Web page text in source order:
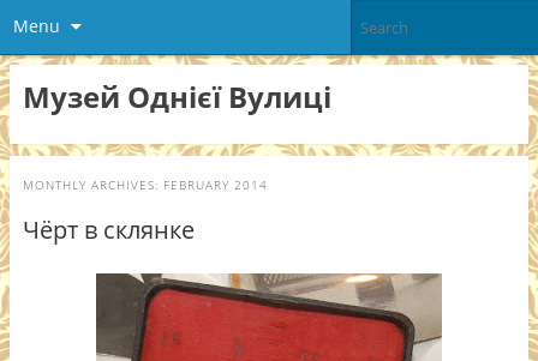
Menu
Музей Однієї Вулиці
MONTHLY ARCHIVES: FEBRUARY 2014
Чёрт в склянке